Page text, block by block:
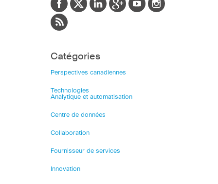
Catégories
Perspectives canadiennes
Technologies
Analytique et automatisation
Centre de données
Collaboration
Fournisseur de services
Innovation